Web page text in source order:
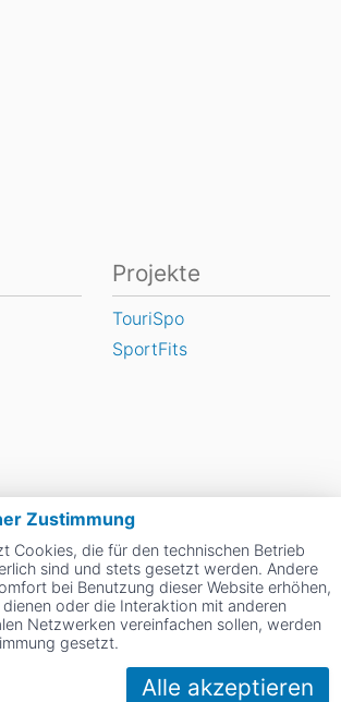
Zustimmung
Cookies, die für den technischen Betrieb
sind und stets gesetzt werden. Andere
bei Benutzung dieser Website erhöhen,
oder die Interaktion mit anderen
Netzwerken vereinfachen sollen, werden
gesetzt.
Alle akzeptieren
Projekte
TouriSpo
SportFits